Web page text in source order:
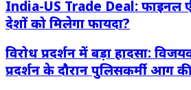
India-US Trade Deal: फाइनल
देशों को मिलेगा फायदा?
विरोध प्रदर्शन में बड़ा हादसा:
प्रदर्शन के दौरान पुलिसकर्मी आग